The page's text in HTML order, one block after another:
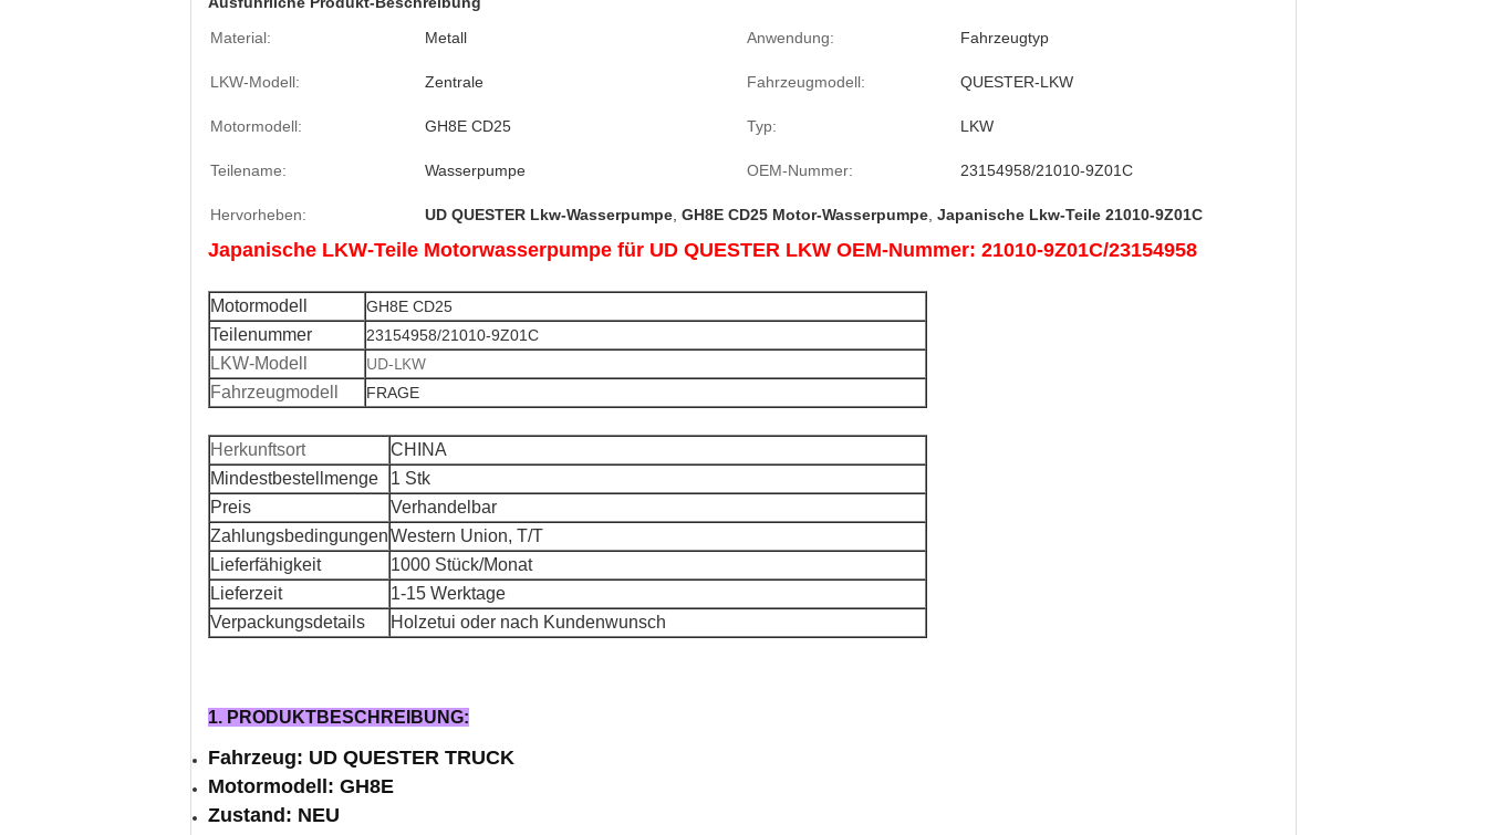
Material:
Metall Anwendung: Fahrzeugtyp
LKW-Modell: Zentrale Fahrzeugmodell: QUESTER-LKW
Motormodell: GH8E CD25 Typ: LKW
Teilename: Wasserpumpe OEM-Nummer: 23154958/21010-9Z01C
Hervorheben: UD QUESTER Lkw-Wasserpumpe GH8E CD25 Motor-Wasserpumpe Japanische Lkw-Teile 21010-9Z01C
Japanische LKW-Teile Motorwasserpumpe für UD QUESTER LKW OEM-Nummer: 21010-9Z01C/23154958
Motormodell GH8E CD25
Teilenummer 23154958/21010-9Z01C
LKW-Modell UD-LKW
Fahrzeugmodell FRAGE
Herkunftsort
CHINA
Mindestbestellmenge
1 Stk
Preis
Verhandelbar
ZahlungsbedingungenWestern Union, T/T
Lieferfähigkeit
1000 Stück/Monat
Lieferzeit
1-15 Werktage
Verpackungsdetails
Holzetui oder nach Kundenwunsch
1. PRODUKTBESCHREIBUNG:
Fahrzeug: UD QUESTER TRUCK
Motormodell: GH8E
Zustand: NEU